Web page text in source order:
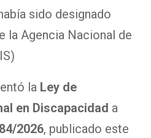
sido designado
la Agencia Nacional de
la Ley de
en Discapacidad a
2026, publicado este